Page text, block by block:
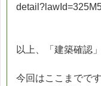
以上、「建築確認
今回はここまでです